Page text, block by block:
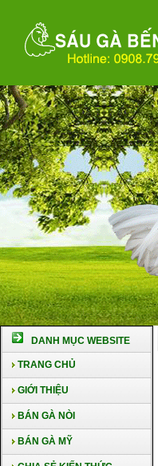
DANH MỤC WEBSITE
TRANG CHỦ
GIỚI THIỆU
BÁN GÀ NÒI
BÁN GÀ MỸ